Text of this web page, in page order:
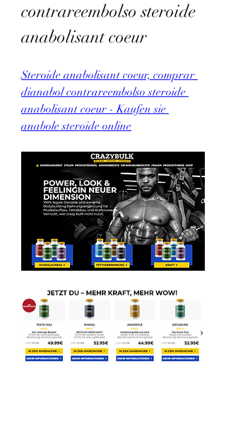
contrareembolso steroide
anabolisant coeur
Steroide anabolisant coeur, comprar
dianabol contrareembolso steroide
anabolisant coeur - Kaufen sie
anabole steroide online